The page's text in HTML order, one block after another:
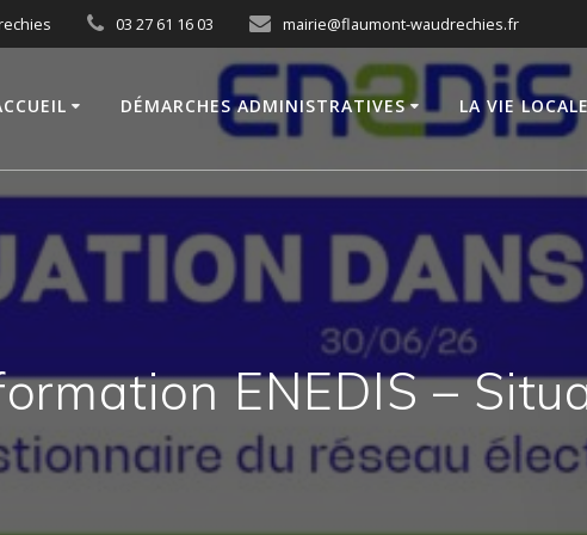
03 27 61 16 03 mairie@flaumont-waudrechies.fr
DÉMARCHES ADMINISTRATIVES LA VIE LOCALE
ENEDIS –